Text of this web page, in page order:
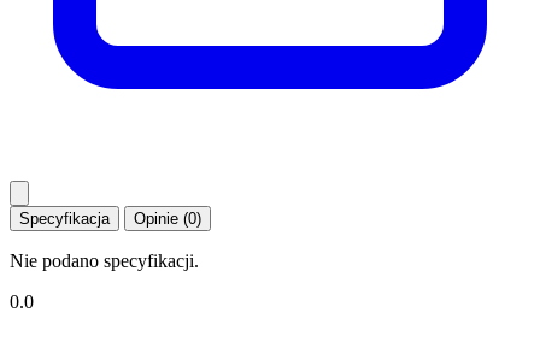
Specyfikacja Opinie (0)
Nie podano specyfikacji.
0.0